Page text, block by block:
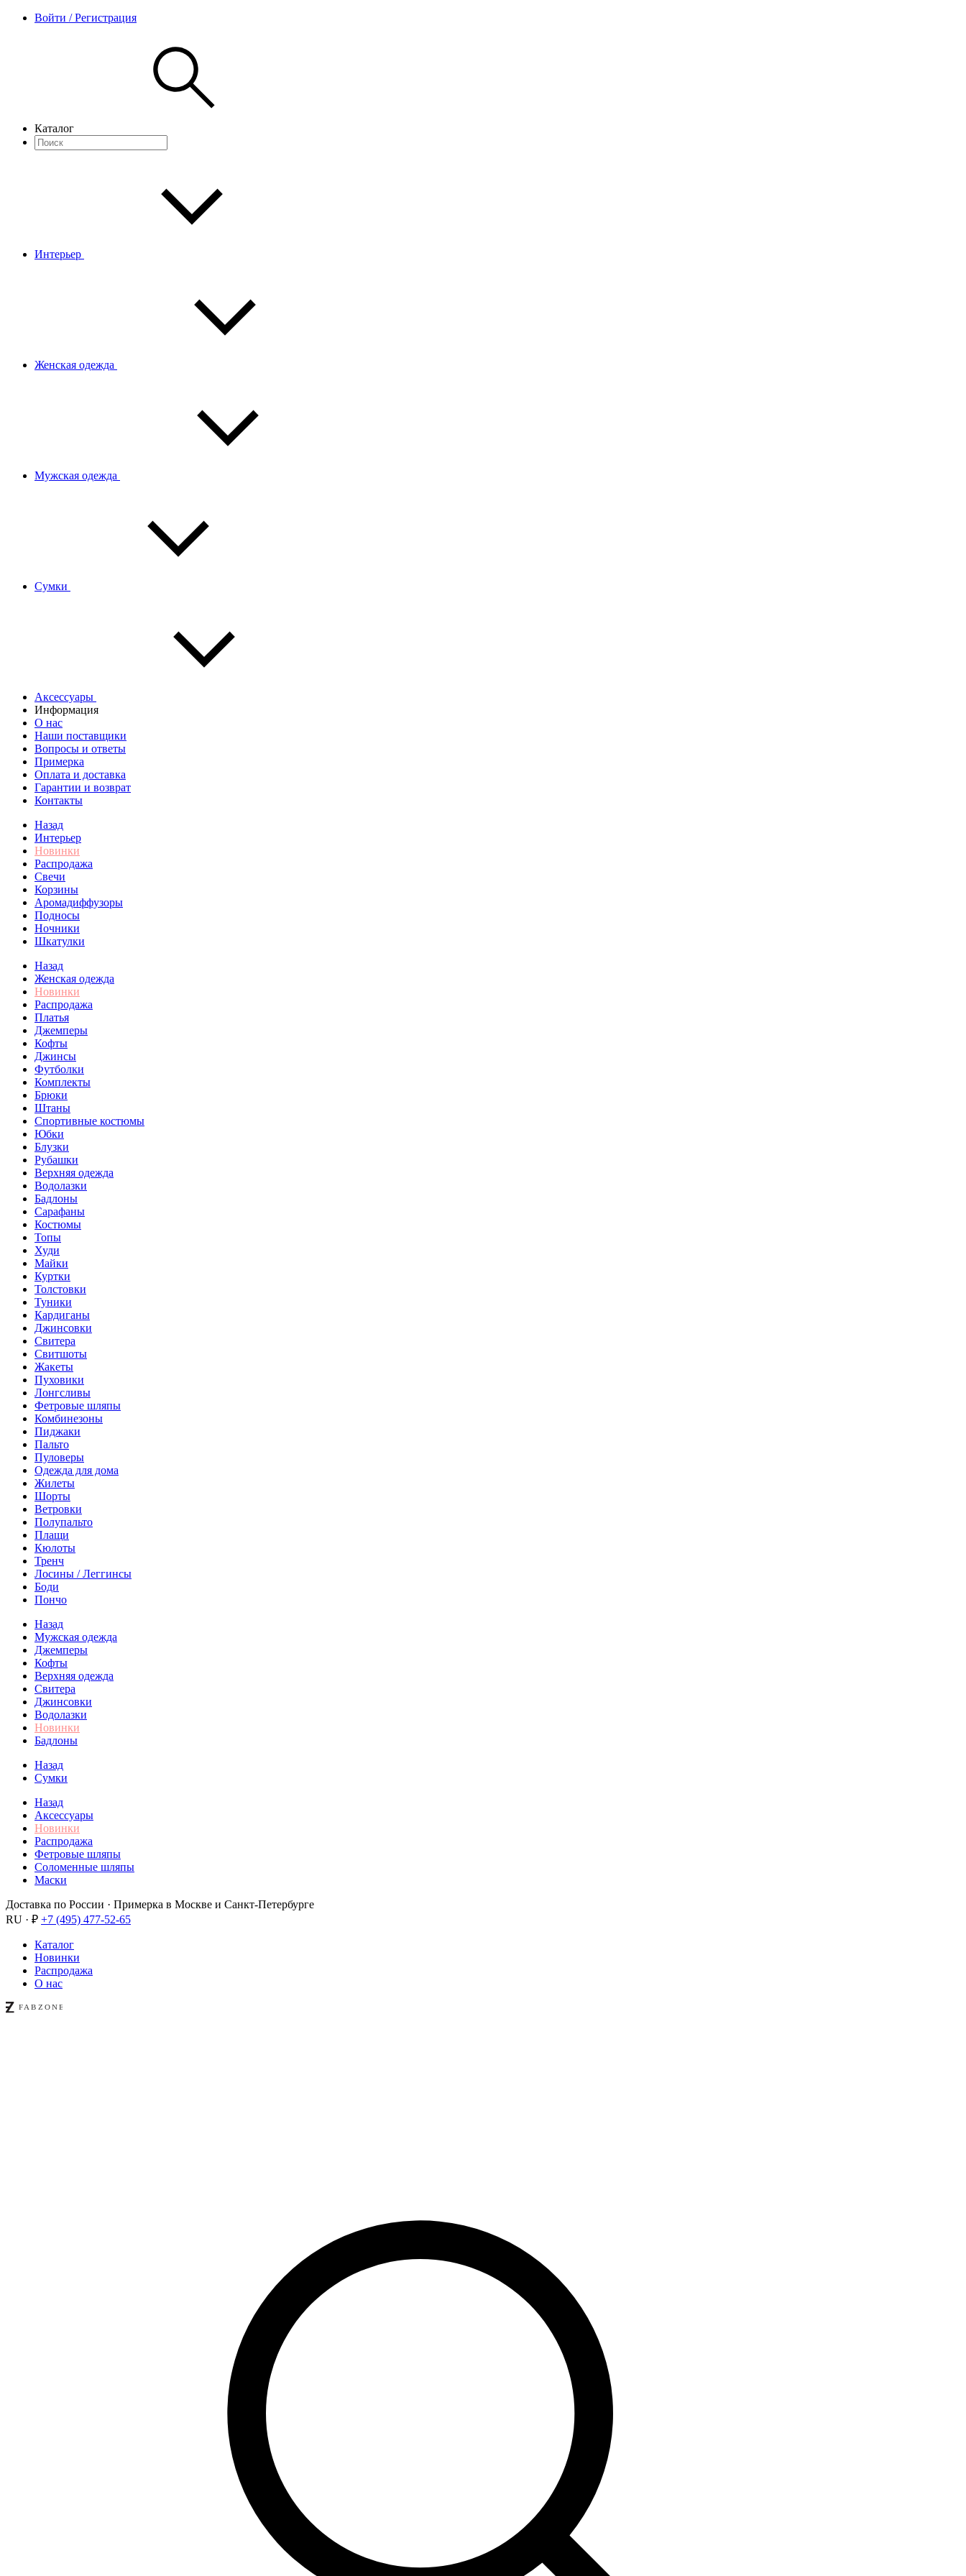
Войти / Регистрация
Каталог
Интерьер
Женская одежда
Мужская одежда
Сумки
Аксессуары
Информация
О нас
Наши поставщики
Вопросы и ответы
Примерка
Оплата и доставка
Гарантии и возврат
Контакты
Назад
Интерьер
Новинки
Распродажа
Свечи
Корзины
Аромадиффузоры
Подносы
Ночники
Шкатулки
Назад
Женская одежда
Новинки
Распродажа
Платья
Джемперы
Кофты
Джинсы
Футболки
Комплекты
Брюки
Штаны
Спортивные костюмы
Юбки
Блузки
Рубашки
Верхняя одежда
Водолазки
Бадлоны
Сарафаны
Костюмы
Топы
Худи
Майки
Куртки
Толстовки
Туники
Кардиганы
Джинсовки
Свитера
Свитшоты
Жакеты
Пуховики
Лонгсливы
Фетровые шляпы
Комбинезоны
Пиджаки
Пальто
Пуловеры
Одежда для дома
Жилеты
Шорты
Ветровки
Полупальто
Плащи
Кюлоты
Тренч
Лосины / Леггинсы
Боди
Пончо
Назад
Мужская одежда
Джемперы
Кофты
Верхняя одежда
Свитера
Джинсовки
Водолазки
Новинки
Бадлоны
Назад
Сумки
Назад
Аксессуары
Новинки
Распродажа
Фетровые шляпы
Соломенные шляпы
Маски
Доставка по России · Примерка в Москве и Санкт-Петербурге
RU · ₽ +7 (495) 477-52-65
Каталог
Новинки
Распродажа
О нас